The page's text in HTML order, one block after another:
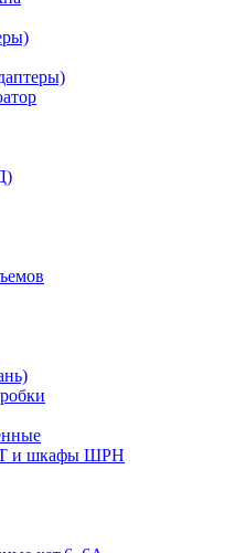
и шкафы ШРН